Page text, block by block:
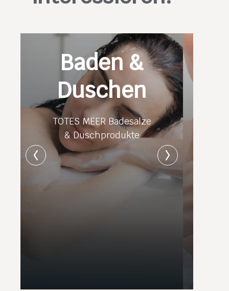
Baden &
Duschen
TOTES MEER Badesalze
& Duschprodukte